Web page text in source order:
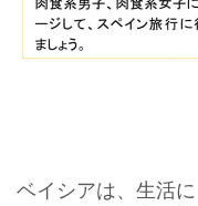
ベイシアは、生活